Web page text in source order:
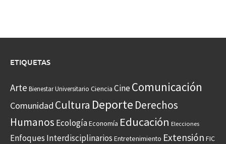
ETIQUETAS
Arte Bienestar Universitario Ciencia CineComunicación
Comunidad Cultura Deporte Derechos
Humanos EcologíaEconomía Educación Elecciones
Enfoques Interdisciplinarios Entretenimiento Extensión FIC